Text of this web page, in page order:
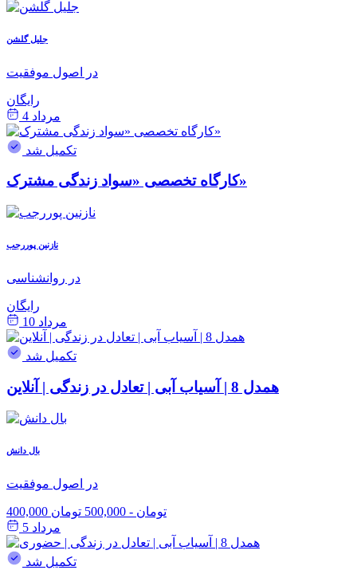
جلیل گلشن
در اصول موفقیت
رایگان
مرداد 4
تکمیل شد
کارگاه تخصصی «سواد زندگی مشترک»
نازنین پوررجب
در روانشناسی
رایگان
مرداد 10
تکمیل شد
همدل 8 | آسیاب آبی | تعادل در زندگی | آنلاین
بال دانش
در اصول موفقیت
400,000 تومان - 500,000 تومان
مرداد 5
تکمیل شد